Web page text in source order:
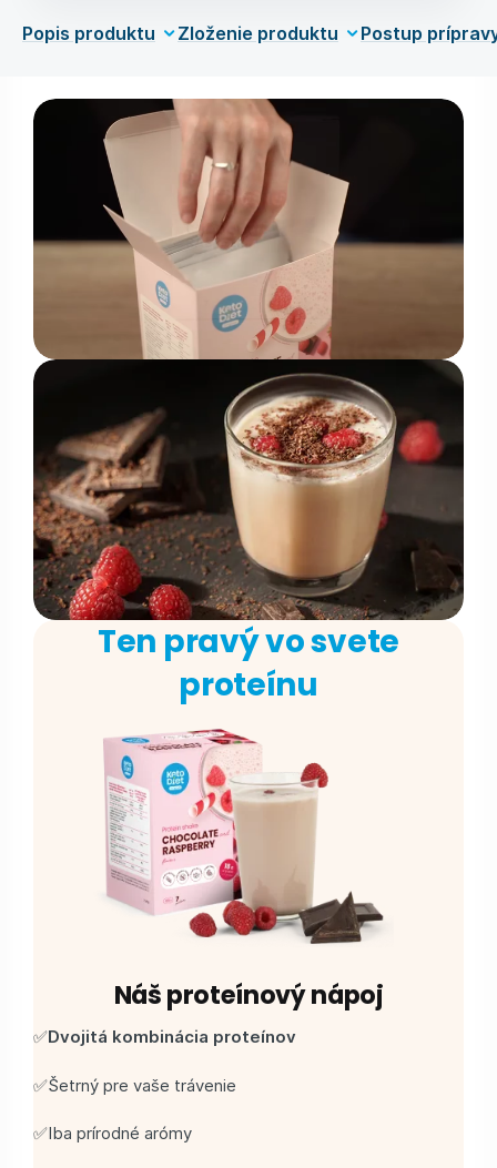
Popis produktu Zloženie produktu Postup
Ten pravý vo svete
proteínu
Náš proteínový nápoj
✅Dvojitá kombinácia proteínov
✅Šetrný pre vaše trávenie
✅Iba prírodné arómy